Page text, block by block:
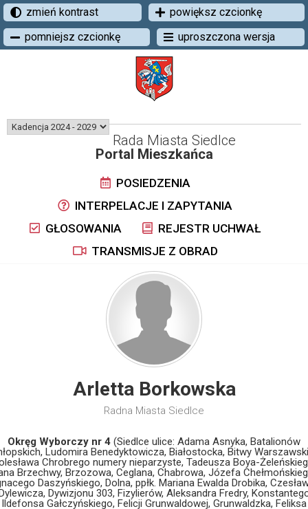
zmień kontrast
powiększ czcionkę
pomniejsz czcionkę
uproszczona wersja
Rada Miasta Siedlce
Portal Mieszkańca
POSIEDZENIA
INTERPELACJE I ZAPYTANIA
GŁOSOWANIA
REJESTR UCHWAŁ
TRANSMISJE Z OBRAD
Arletta Borkowska
Radna Miasta Siedlce
Okręg Wyborczy nr 4 (Siedlce ulice: Adama Asnyka, Batalionów
Ludomira Benedyktowicza, Białostocka, Bitwy
Chrobrego numery nieparzyste, Tadeusza Boya-
Brzechwy, Brzozowa, Ceglana, Chabrowa, Józefa
Daszyńskiego, Dolna, ppłk. Mariana Ewalda Drobika,
Dywizjonu 303, Fizylierów, Aleksandra Fredry,
Ildefonsa Gałczyńskiego, Felicji Grunwaldowej, Grunwaldzka, Feliksa